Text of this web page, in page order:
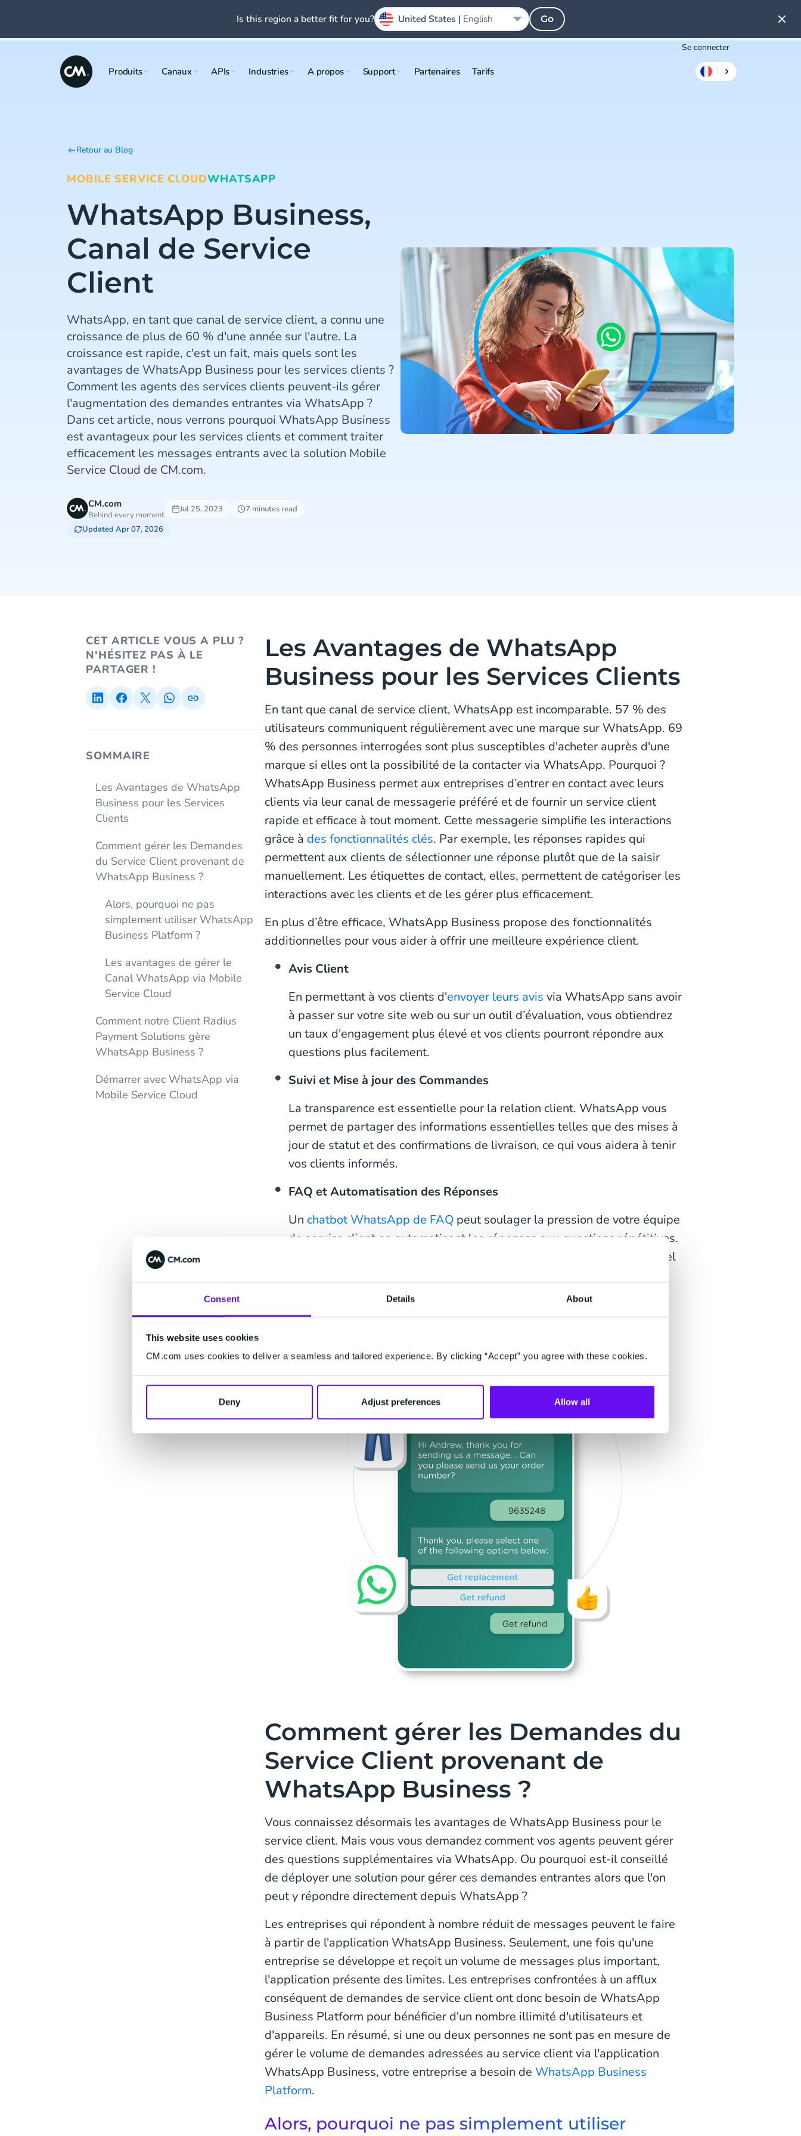
Consent Details About
This website uses cookies
CM.com uses cookies to deliver a seamless and tailored experience. By clicking “Accept” you agree with these cookies.
Deny Adjust preferences Allow all
Se connecter
Produits Canaux APIs Industries A propos Support Partenaires Tarifs
Retour au Blog
MOBILE SERVICE CLOUDWHATSAPP
WhatsApp Business,
Canal de Service
Client
WhatsApp, en tant que canal de service client, a connu une
croissance de plus de 60 % d'une année sur l'autre. La
croissance est rapide, c'est un fait, mais quels sont les
avantages de WhatsApp Business pour les services clients ?
Comment les agents des services clients peuvent-ils gérer
l'augmentation des demandes entrantes via WhatsApp ?
Dans cet article, nous verrons pourquoi WhatsApp Business
est avantageux pour les services clients et comment traiter
efficacement les messages entrants avec la solution Mobile
Service Cloud de CM.com.
CM.com
Behind every moment
Jul 25, 2023
7 minutes read
Updated Apr 07, 2026
CET ARTICLE VOUS A PLU ?
N'HÉSITEZ PAS À LE
PARTAGER !
SOMMAIRE
Les Avantages de WhatsApp
Business pour les Services
Clients
Comment gérer les Demandes
du Service Client provenant de
WhatsApp Business ?
Alors, pourquoi ne pas
simplement utiliser WhatsApp
Business Platform ?
Les avantages de gérer le
Canal WhatsApp via Mobile
Service Cloud
Comment notre Client Radius
Payment Solutions gère
WhatsApp Business ?
Démarrer avec WhatsApp via
Mobile Service Cloud
Les Avantages de WhatsApp
Business pour les Services Clients
En tant que canal de service client, WhatsApp est incomparable. 57 % des
utilisateurs communiquent régulièrement avec une marque sur WhatsApp. 69
% des personnes interrogées sont plus susceptibles d'acheter auprès d'une
marque si elles ont la possibilité de la contacter via WhatsApp. Pourquoi ?
WhatsApp Business permet aux entreprises d’entrer en contact avec leurs
clients via leur canal de messagerie préféré et de fournir un service client
rapide et efficace à tout moment. Cette messagerie simplifie les interactions
grâce à des fonctionnalités clés. Par exemple, les réponses rapides qui
permettent aux clients de sélectionner une réponse plutôt que de la saisir
manuellement. Les étiquettes de contact, elles, permettent de catégoriser les
interactions avec les clients et de les gérer plus efficacement.
En plus d’être efficace, WhatsApp Business propose des fonctionnalités
additionnelles pour vous aider à offrir une meilleure expérience client.
Avis Client
En permettant à vos clients d'envoyer leurs avis via WhatsApp sans avoir
à passer sur votre site web ou sur un outil d’évaluation, vous obtiendrez
un taux d'engagement plus élevé et vos clients pourront répondre aux
questions plus facilement.
Suivi et Mise à jour des Commandes
La transparence est essentielle pour la relation client. WhatsApp vous
permet de partager des informations essentielles telles que des mises à
jour de statut et des confirmations de livraison, ce qui vous aidera à tenir
vos clients informés.
FAQ et Automatisation des Réponses
Un chatbot WhatsApp de FAQ peut soulager la pression de votre équipe
de service client en automatisant les réponses aux questions répétitives.
Cela signifie un service plus rapide et plus efficace pour vos clients, quel
Comment gérer les Demandes du
Service Client provenant de
WhatsApp Business ?
Vous connaissez désormais les avantages de WhatsApp Business pour le
service client. Mais vous vous demandez comment vos agents peuvent gérer
des questions supplémentaires via WhatsApp. Ou pourquoi est-il conseillé
de déployer une solution pour gérer ces demandes entrantes alors que l'on
peut y répondre directement depuis WhatsApp ?
Les entreprises qui répondent à nombre réduit de messages peuvent le faire
à partir de l'application WhatsApp Business. Seulement, une fois qu'une
entreprise se développe et reçoit un volume de messages plus important,
l'application présente des limites. Les entreprises confrontées à un afflux
conséquent de demandes de service client ont donc besoin de WhatsApp
Business Platform pour bénéficier d'un nombre illimité d'utilisateurs et
d'appareils. En résumé, si une ou deux personnes ne sont pas en mesure de
gérer le volume de demandes adressées au service client via l'application
WhatsApp Business, votre entreprise a besoin de WhatsApp Business
Platform.
Alors, pourquoi ne pas simplement utiliser
Is this region a better fit for you? United States | English Go